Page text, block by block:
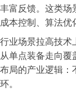
丰富反馈。这类场
成本控制、算法优
行业场景拉高技术
从单点装备走向覆
布局的产业逻辑：
环。